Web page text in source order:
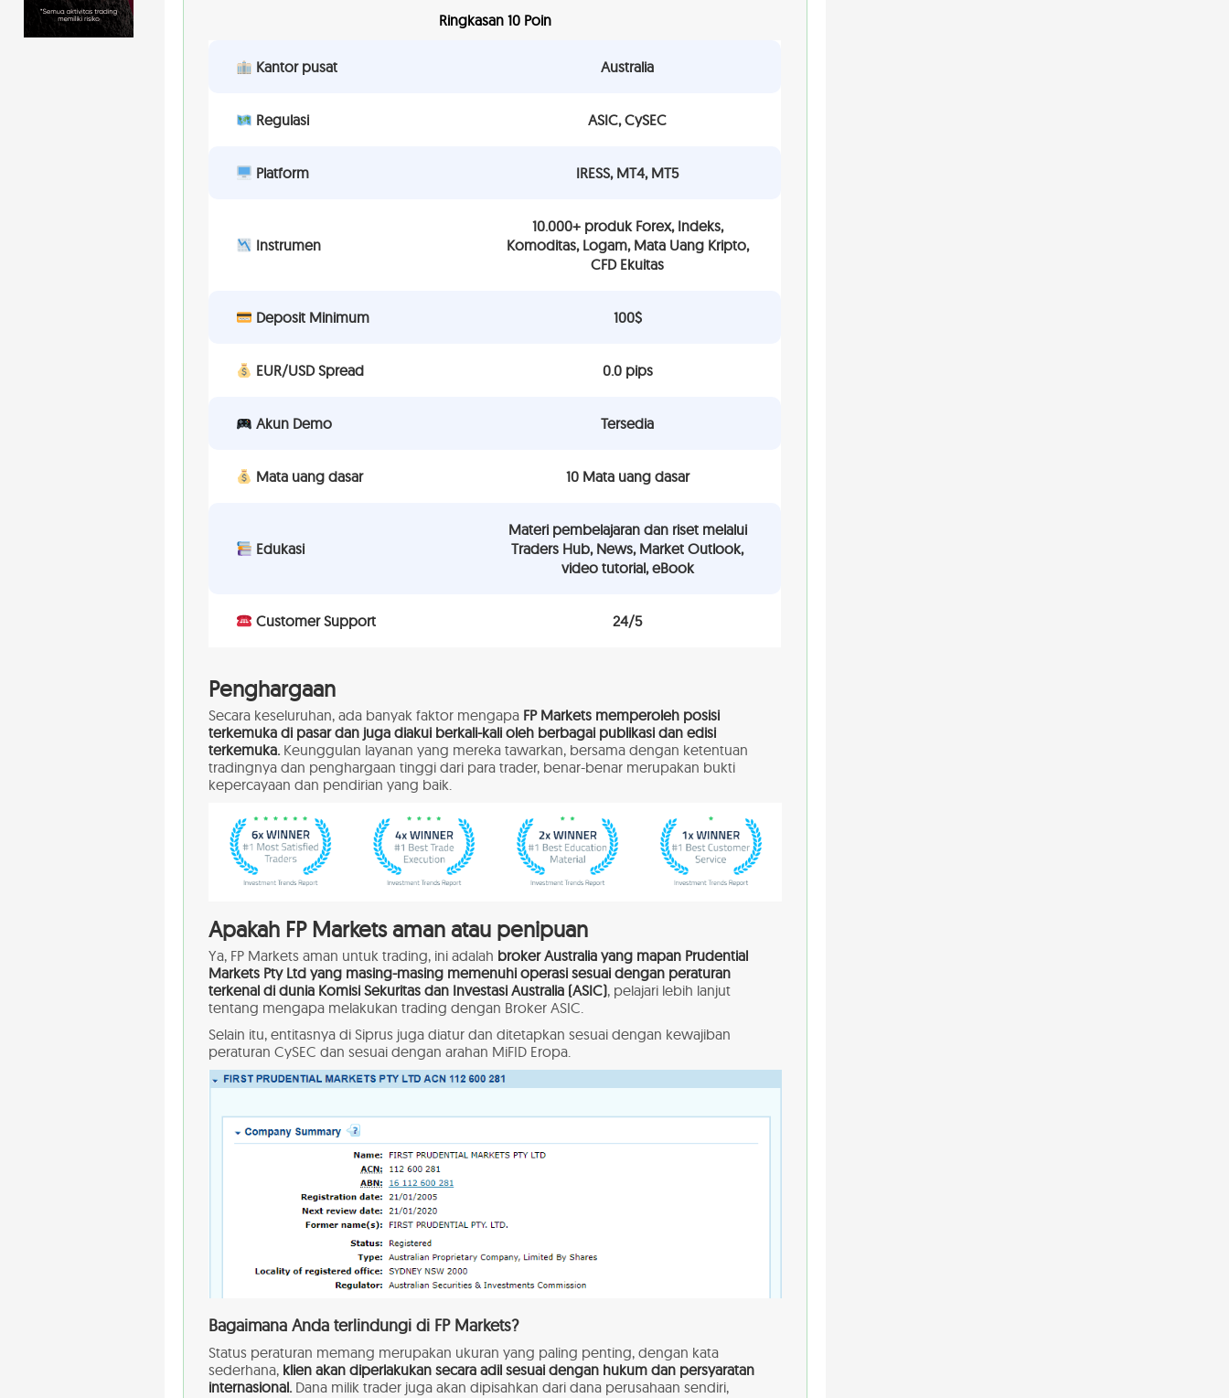
Ringkasan 10 Poin
Kantor pusat Australia
Regulasi ASIC, CySEC
Platform IRESS, MT4, MT5
Instrumen
10.000+ produk Forex, Indeks,
Komoditas, Logam, Mata Uang Kripto,
CFD Ekuitas
Deposit Minimum 100$
EUR/USD Spread 0.0 pips
Akun Demo Tersedia
Mata uang dasar 10 Mata uang dasar
Edukasi
Materi pembelajaran dan riset melalui
Traders Hub, News, Market Outlook,
video tutorial, eBook
Customer Support 24/5
Penghargaan
Secara keseluruhan, ada banyak faktor mengapa FP Markets memperoleh posisi
terkemuka di pasar dan juga diakui berkali-kali oleh berbagai publikasi dan edisi
terkemuka. Keunggulan layanan yang mereka tawarkan, bersama dengan ketentuan
tradingnya dan penghargaan tinggi dari para trader, benar-benar merupakan bukti
kepercayaan dan pendirian yang baik.
Apakah FP Markets aman atau penipuan
Ya, FP Markets aman untuk trading, ini adalah broker Australia yang mapan Prudential
Markets Pty Ltd yang masing-masing memenuhi operasi sesuai dengan peraturan
terkenal di dunia Komisi Sekuritas dan Investasi Australia (ASIC), pelajari lebih lanjut
tentang mengapa melakukan trading dengan Broker ASIC.
Selain itu, entitasnya di Siprus juga diatur dan ditetapkan sesuai dengan kewajiban
peraturan CySEC dan sesuai dengan arahan MiFID Eropa.
Bagaimana Anda terlindungi di FP Markets?
Status peraturan memang merupakan ukuran yang paling penting, dengan kata
sederhana, klien akan diperlakukan secara adil sesuai dengan hukum dan persyaratan
internasional. Dana milik trader juga akan dipisahkan dari dana perusahaan sendiri,